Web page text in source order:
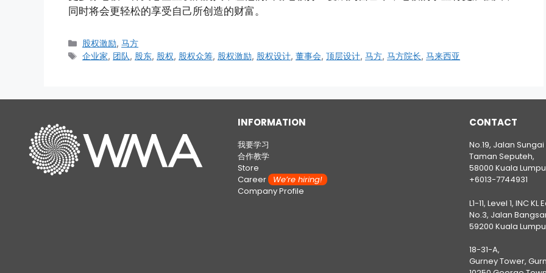
同时将会更轻松的享受自己所创造的财富。
股权激励,马方
企业家, 团队, 股东, 股权, 股权众筹, 股权激励, 股权设计,董事会,顶层设计,马方,马方院长,马来西亚
INFORMATION
我要学习
合作教学
Store
CareerWe’re hiring!
Company Profile
CONTACT
No.19, Jalan Sungai
Taman Seputeh,
58000 Kuala
+6013-7744931
L1-11, Level 1, INC KL
No.3, Jalan
59200 Kuala
18-31-A,
Gurney Tower,